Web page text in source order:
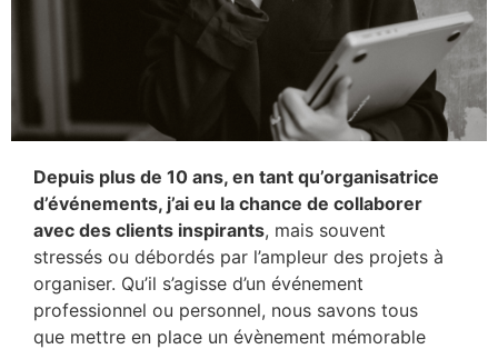
Depuis plus de 10 ans, en tant qu’organisatrice
d’événements, j’ai eu la chance de collaborer
avec des clients inspirants, mais souvent
stressés ou débordés par l’ampleur des projets à
organiser. Qu’il s’agisse d’un événement
professionnel ou personnel, nous savons tous
que mettre en place un évènement mémorable